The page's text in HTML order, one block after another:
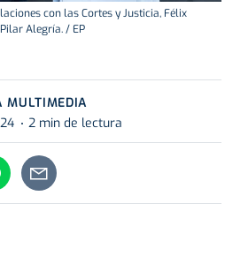
con las Cortes y Justicia, Félix
Alegría. / EP
MULTIMEDIA
2 min de lectura